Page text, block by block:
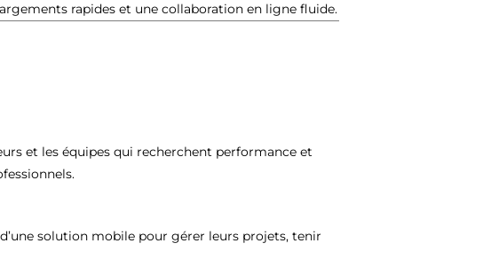
rapides et une collaboration en ligne fluide.
et les équipes qui recherchent performance et
solution mobile pour gérer leurs projets, tenir